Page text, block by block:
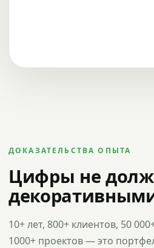
ДОКАЗАТЕЛЬСТВА ОПЫТА
Цифры не
10+ лет, 800+ клиентов, 50
1000+ проектов — это